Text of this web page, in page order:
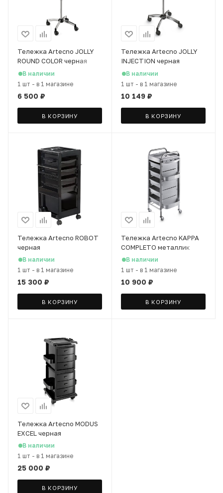
Тележка Artecno JOLLY
ROUND COLOR черная
В наличии
1 шт - в 1 магазине
6 500 ₽
В КОРЗИНУ
Тележка Artecno JOLLY
INJECTION черная
В наличии
1 шт - в 1 магазине
10 149 ₽
В КОРЗИНУ
Тележка Artecno ROBOT
черная
В наличии
1 шт - в 1 магазине
15 300 ₽
В КОРЗИНУ
Тележка Artecno KAPPA
COMPLETO металлик
В наличии
1 шт - в 1 магазине
10 900 ₽
В КОРЗИНУ
Тележка Artecno MODUS
EXCEL черная
В наличии
1 шт - в 1 магазине
25 000 ₽
В КОРЗИНУ